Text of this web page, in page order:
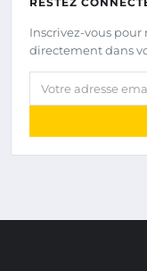
Inscrivez-vous pour
directement dans
Votre adresse